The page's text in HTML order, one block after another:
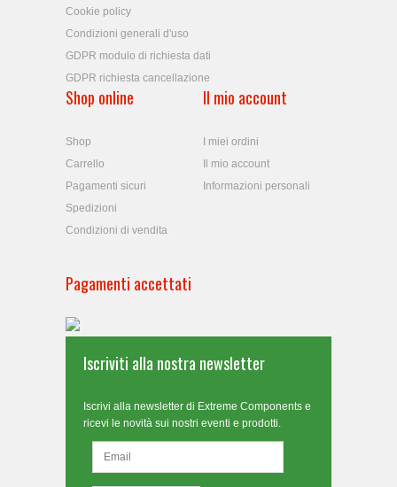
Cookie policy
Condizioni generali d'uso
GDPR modulo di richiesta dati
GDPR richiesta cancellazione
Shop online
Shop
Carrello
Pagamenti sicuri
Spedizioni
Condizioni di vendita
Il mio account
I miei ordini
Il mio account
Informazioni personali
Pagamenti accettati
Iscriviti alla nostra newsletter
Iscrivi alla newsletter di Extreme Components e
ricevi le novità sui nostri eventi e prodotti.